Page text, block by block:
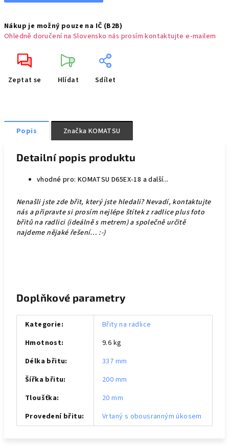
Nákup je možný pouze na IČ (B2B)
Ohledně doručení na Slovensko nás prosím kontaktujte e-mailem
Zeptat se Hlídat Sdílet
Popis Značka KOMATSU
Detailní popis produktu
vhodné pro: KOMATSU D65EX-18 a další...
Nenašli jste zde břit, který jste hledali? Nevadí, kontaktujte
nás a připravte si prosím nejlépe štítek z radlice plus foto
břitů na radlici (ideálně s metrem) a společně určitě
najdeme nějaké řešení… :-)
Doplňkové parametry
Kategorie:
Břity na radlice
Hmotnost:
9.6 kg
Délka břitu:
337 mm
Šířka břitu:
200 mm
Tloušťka:
20 mm
Provedení břitu: Vrtaný s obousranným úkosem